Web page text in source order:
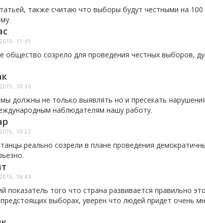
также считаю что выборы будут честными на
11:45
общество созрело для проведения честных выборов,
10:36
мы должны не только выявлять но и пресекать
наблюдателям нашу работу.
10:22
реально созрели в плане проведения
16:43
показатель того что страна развивается правильно
предстоящих выборах, уверен что людей придет очень